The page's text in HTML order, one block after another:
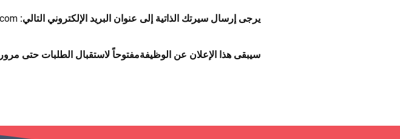
يرجى إرسال سيرتك الذاتية إلى عنوان البريد الإلكتروني التالي:
سيبقى هذا الإعلان عن الوظيفةمفتوحاً لاستقبال الطلبات حتى